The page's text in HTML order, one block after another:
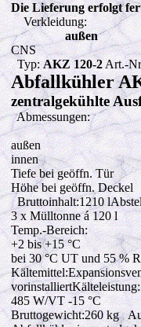
Die Lieferung erfolgt
Verkleidung:
außen
CNS
Typ:AKZ 120-2Art.-
Abfallkühler
zentralgekühlte
Abmessungen:
außen
innen
Tiefe bei geöffn. Tür
Höhe bei geöffn. Deckel
Bruttoinhalt:1210
3x Mülltonne á 120 l
Temp.-Bereich:
+2 bis +15 °C
bei 30 °C UT und 55 %
vorinstalliertKälteleistung:
485 W/VT -15 °C
Bruttogewicht:260 kg